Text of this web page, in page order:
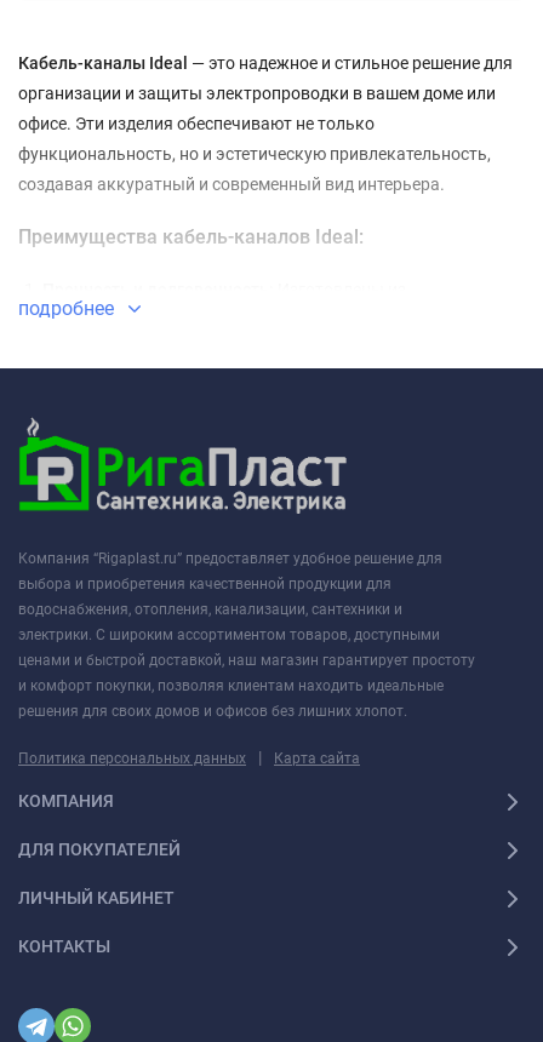
Кабель-каналы Ideal — это надежное и стильное решение для
организации и защиты электропроводки в вашем доме или
офисе. Эти изделия обеспечивают не только
функциональность, но и эстетическую привлекательность,
создавая аккуратный и современный вид интерьера.
Преимущества кабель-каналов Ideal:
высококачественных материалов, устойчивых к
Универсальность:Подходят для различных типов
помещений, будь то жилые дома, офисы или коммерческие
Эстетика:Современный и элегантный дизайн, который
Особенности конструкции:
Материал:Прочный пластик, устойчивый к
повреждениям.
Цвет:Широкий выбор цветов и текстур, что позволяет
подобрать кабель-каналы под любой интерьер.
подходящие для различных типов поверхностей.
Дизайн:
Советы по выбору:
подробнее
Компания “Rigaplast.ru” предоставляет удобное решение для
выбора и приобретения качественной продукции для
водоснабжения, отопления, канализации, сантехники и
электрики. С широким ассортиментом товаров, доступными
ценами и быстрой доставкой, наш магазин гарантирует простоту
и комфорт покупки, позволяя клиентам находить идеальные
решения для своих домов и офисов без лишних хлопот.
Политика персональных данных | Карта сайта
КОМПАНИЯ
ДЛЯ ПОКУПАТЕЛЕЙ
ЛИЧНЫЙ КАБИНЕТ
КОНТАКТЫ